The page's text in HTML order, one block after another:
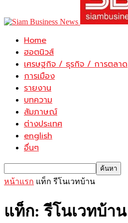
Home
ฮอตนิวส์
เศรษฐกิจ / ธุรกิจ / การตลาด
การเมือง
รายงาน
บทความ
สัมภาษณ์
ต่างประเทศ
english
อื่นๆ
หน้าแรก แท็ก รีโนเวทบ้าน
แท็ก: รีโนเวทบ้าน